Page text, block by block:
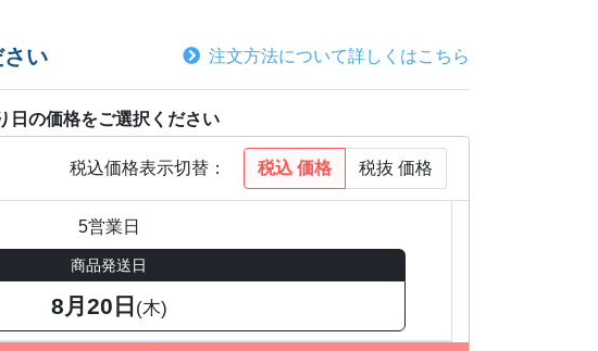
い 注文方法について詳しくはこちら
日の価格をご選択ください
税込価格表示切替： 税込 価格 税抜 価格
5営業日
商品発送日
8月20日 (木)